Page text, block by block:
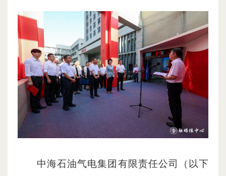
中海石油气电集团有限责任公司（以下